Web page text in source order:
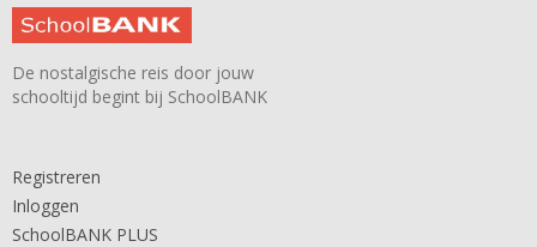
De nostalgische reis door jouw
schooltijd begint bij SchoolBANK
Registreren
Inloggen
SchoolBANK PLUS